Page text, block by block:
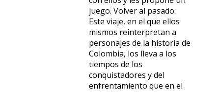
juego. Volver al pasado.
Este viaje, en el que ellos
mismos reinterpretan a
personajes de la historia de
Colombia, los lleva a los
tiempos de los
conquistadores y del
enfrentamiento que en el